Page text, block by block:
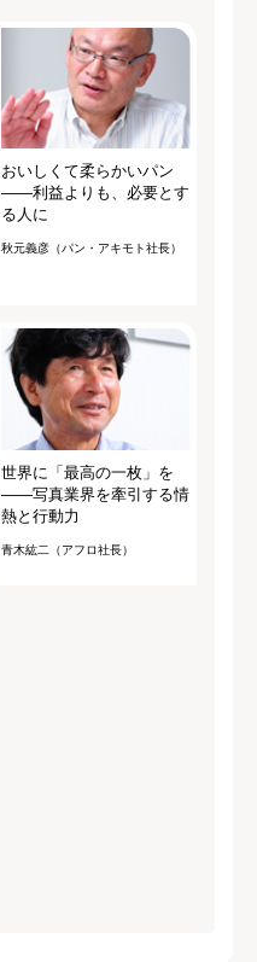
おいしくて柔らかいパン
――利益よりも、必要とす
る人に
秋元義彦（パン・アキモト社長）
世界に「最高の一枚」を
――写真業界を牽引する情
熱と行動力
青木紘二（アフロ社長）